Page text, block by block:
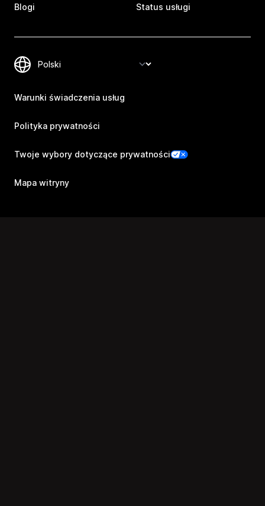
Blogi Status usługi
Warunki świadczenia usług
Polityka prywatności
Twoje wybory dotyczące prywatności
Mapa witryny